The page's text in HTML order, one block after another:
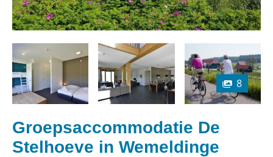
8
Groepsaccommodatie De
Stelhoeve in Wemeldinge